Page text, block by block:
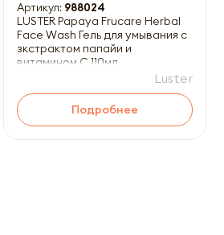
Артикул: 988024
LUSTER Papaya Frucare Herbal
Face Wash Гель для умывания с
зкстрактом папайи и
витамином C 110мл
Luster
Подробнее